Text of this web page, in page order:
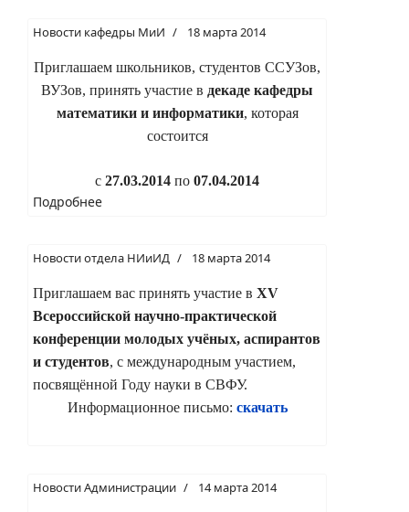
Новости кафедры МиИ 18 марта 2014
Приглашаем школьников, студентов CCУЗов,
ВУЗов, принять участие в декаде кафедры
математики и информатики, которая
состоится
с 27.03.2014 по 07.04.2014
Подробнее
Новости отдела НИиИД 18 марта 2014
Приглашаем вас принять участие в XV
Всероссийской научно-практической
конференции молодых учёных, аспирантов
и студентов, с международным участием,
посвящённой Году науки в СВФУ.
Информационное письмо: скачать
Новости Администрации 14 марта 2014